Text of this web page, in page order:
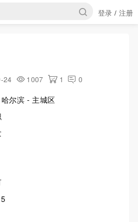
登录 / 注册
24 1007 1 0
尔滨 - 主城区